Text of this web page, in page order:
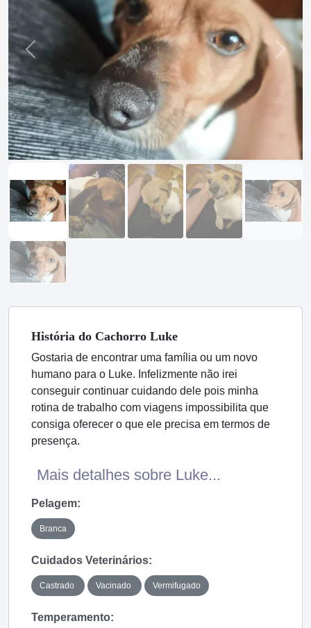
Previous Next
História do Cachorro Luke
Gostaria de encontrar uma família ou um novo
humano para o Luke. Infelizmente não irei
conseguir continuar cuidando dele pois minha
rotina de trabalho com viagens impossibilita que
consiga oferecer o que ele precisa em termos de
presença.
Mais detalhes sobre Luke...
Pelagem:
Branca
Cuidados Veterinários:
Castrado Vacinado Vermifugado
Temperamento: